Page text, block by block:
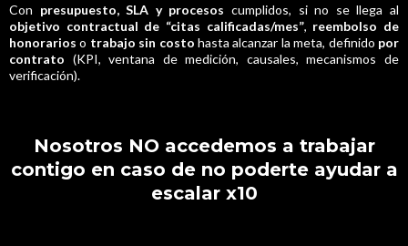
Con presupuesto, SLA y procesos cumplidos, si no se llega al
objetivo contractual de “citas calificadas/mes”, reembolso de
honorarios o trabajo sin costo hasta alcanzar la meta, definido por
contrato (KPI, ventana de medición, causales, mecanismos de
verificación).
Nosotros NO accedemos a trabajar
contigo en caso de no poderte ayudar a
escalar x10